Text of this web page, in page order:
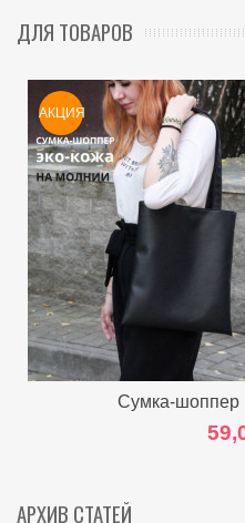
ДЛЯ ТОВАРОВ
АКЦИЯ
Сумка-
АРХИВ СТАТЕЙ